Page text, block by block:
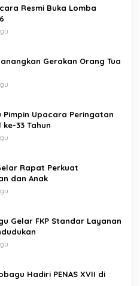
Resmi Buka Lomba
Gerakan Orang Tua
Upacara Peringatan
33 Tahun
Rapat Perkuat
dan Anak
Gelar FKP Standar Layanan
Hadiri PENAS XVII di